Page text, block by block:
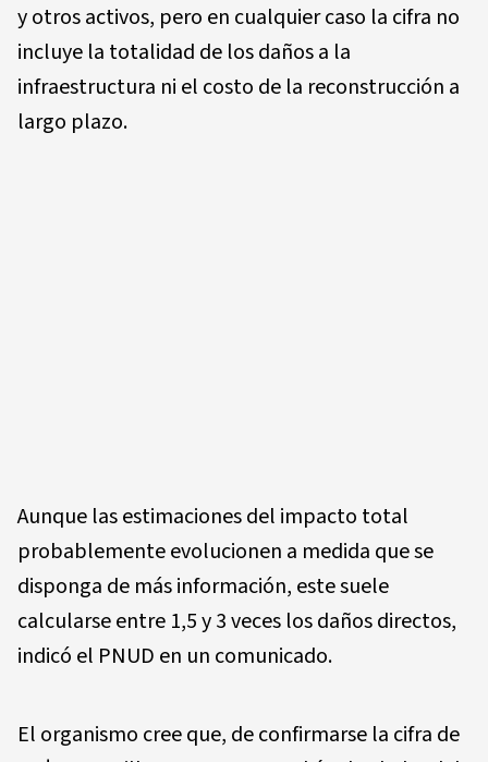
y otros activos, pero en cualquier caso la cifra no
incluye la totalidad de los daños a la
infraestructura ni el costo de la reconstrucción a
largo plazo.
Aunque las estimaciones del impacto total
probablemente evolucionen a medida que se
disponga de más información, este suele
calcularse entre 1,5 y 3 veces los daños directos,
indicó el PNUD en un comunicado.
El organismo cree que, de confirmarse la cifra de